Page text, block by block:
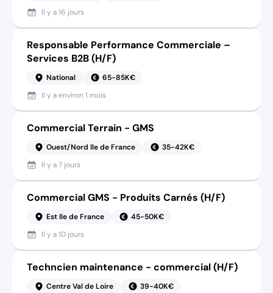
Il y a16 jours
Responsable Performance Commerciale –
Services B2B (H/F)
National
65-85K€
Il y aenviron 1 mois
Commercial Terrain - GMS
Ouest/Nord Ile de France
35-42K€
Il y a7 jours
Commercial GMS - Produits Carnés (H/F)
Est Ile de France
45-50K€
Il y a10 jours
Techncien maintenance - commercial (H/F)
Centre Val de Loire
39-40K€